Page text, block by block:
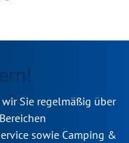
Sie regelmäßig über
sowie Camping &